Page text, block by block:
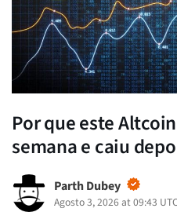
Por que este
semana e caiu
Parth Dubey
Agosto 3, 2026 at 09:43 UTC